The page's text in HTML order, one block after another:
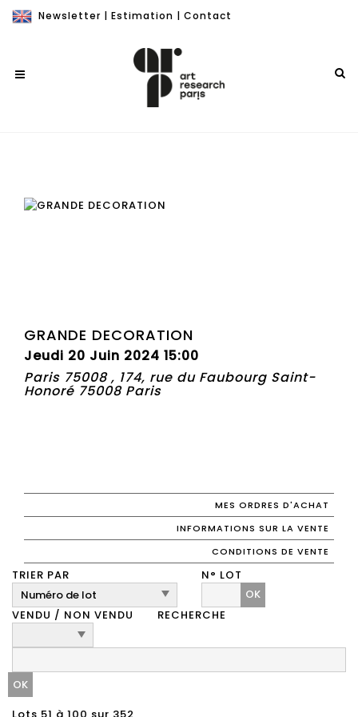
Newsletter | Estimation | Contact
GRANDE DECORATION
Jeudi 20 Juin 2024 15:00
Paris 75008 , 174, rue du Faubourg Saint-
Honoré 75008 Paris
MES ORDRES D'ACHAT
INFORMATIONS SUR LA VENTE
CONDITIONS DE VENTE
TRIER PAR
N° LOT
OK
VENDU / NON VENDU
RECHERCHE